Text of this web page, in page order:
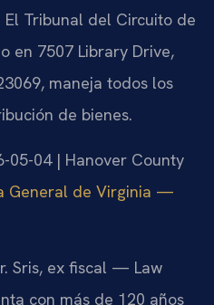
Tribunal del Circuito de
en 7507 Library Drive,
maneja todos los
de bienes.
05-04 | Hanover County
General de Virginia —
Sris, ex fiscal — Law
con más de 120 años